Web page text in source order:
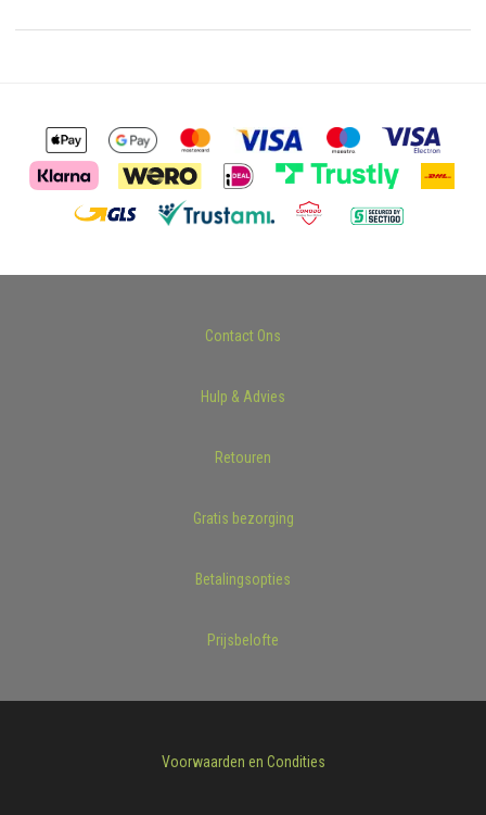
Contact Ons
Hulp & Advies
Retouren
Gratis bezorging
Betalingsopties
Prijsbelofte
Voorwaarden en Condities